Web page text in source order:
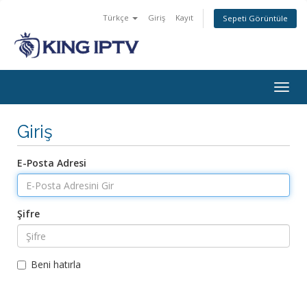
Türkçe Giriş Kayıt Sepeti Görüntüle
Giriş
E-Posta Adresi
Şifre
Beni hatırla